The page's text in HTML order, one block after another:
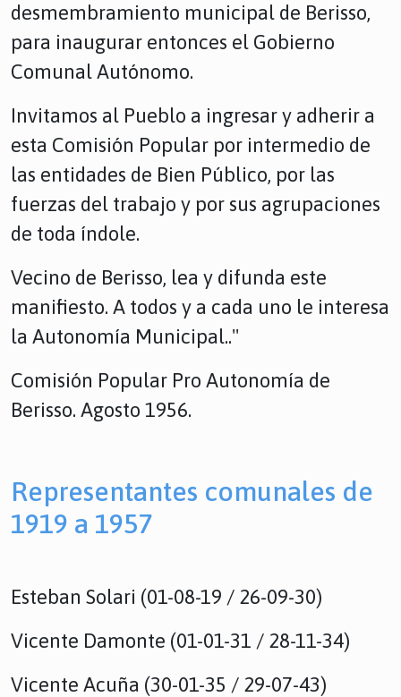
desmembramiento municipal de Berisso,
para inaugurar entonces el Gobierno
Comunal Autónomo.
Invitamos al Pueblo a ingresar y adherir a
esta Comisión Popular por intermedio de
las entidades de Bien Público, por las
fuerzas del trabajo y por sus agrupaciones
de toda índole.
Vecino de Berisso, lea y difunda este
manifiesto. A todos y a cada uno le interesa
la Autonomía Municipal.."
Comisión Popular Pro Autonomía de
Berisso. Agosto 1956.
Representantes comunales de
1919 a 1957
Esteban Solari (01-08-19 / 26-09-30)
Vicente Damonte (01-01-31 / 28-11-34)
Vicente Acuña (30-01-35 / 29-07-43)